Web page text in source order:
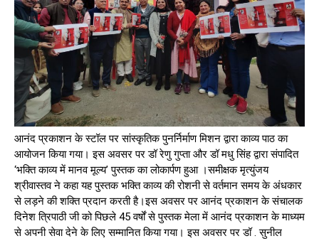
आनंद प्रकाशन के स्टॉल पर सांस्कृतिक पुनर्निर्माण मिशन द्वारा काव्य पाठ का
आयोजन किया गया। इस अवसर पर डॉ रेणु गुप्ता और डॉ मधु सिंह द्वारा संपादित
‘भक्ति काव्य में मानव मूल्य’ पुस्तक का लोकार्पण हुआ ।समीक्षक मृत्युंजय
श्रीवास्तव ने कहा यह पुस्तक भक्ति काव्य की रोशनी से वर्तमान समय के अंधकार
से लड़ने की शक्ति प्रदान करती है।इस अवसर पर आनंद प्रकाशन के संचालक
दिनेश त्रिपाठी जी को पिछले 45 वर्षों से पुस्तक मेला में आनंद प्रकाशन के माध्यम
से अपनी सेवा देने के लिए सम्मानित किया गया। इस अवसर पर डॉ . सुनील